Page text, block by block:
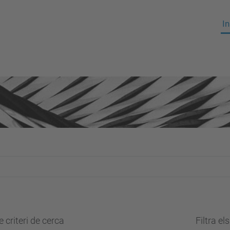
criteri de cerca Filtra